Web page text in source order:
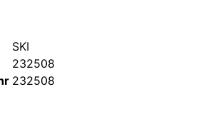
SKI
232508
232508